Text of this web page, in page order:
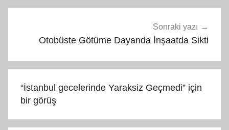
Sonraki yazı
Otobüste Götüme Dayanda İnşaatda Sikti
“İstanbul gecelerinde Yaraksiz Geçmedi” için
bir görüş